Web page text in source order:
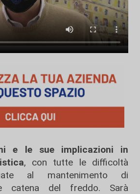
e le sue implicazioni in
, con tutte le difficoltà
al mantenimento di
catena del freddo. Sarà